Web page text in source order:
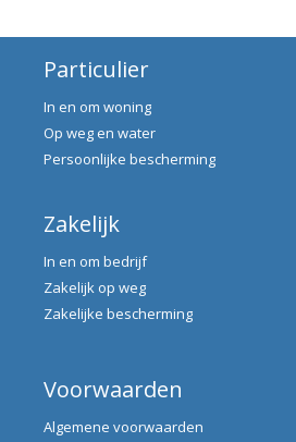
Particulier
In en om woning
Op weg en water
Persoonlijke bescherming
Zakelijk
In en om bedrijf
Zakelijk op weg
Zakelijke bescherming
Voorwaarden
Algemene voorwaarden